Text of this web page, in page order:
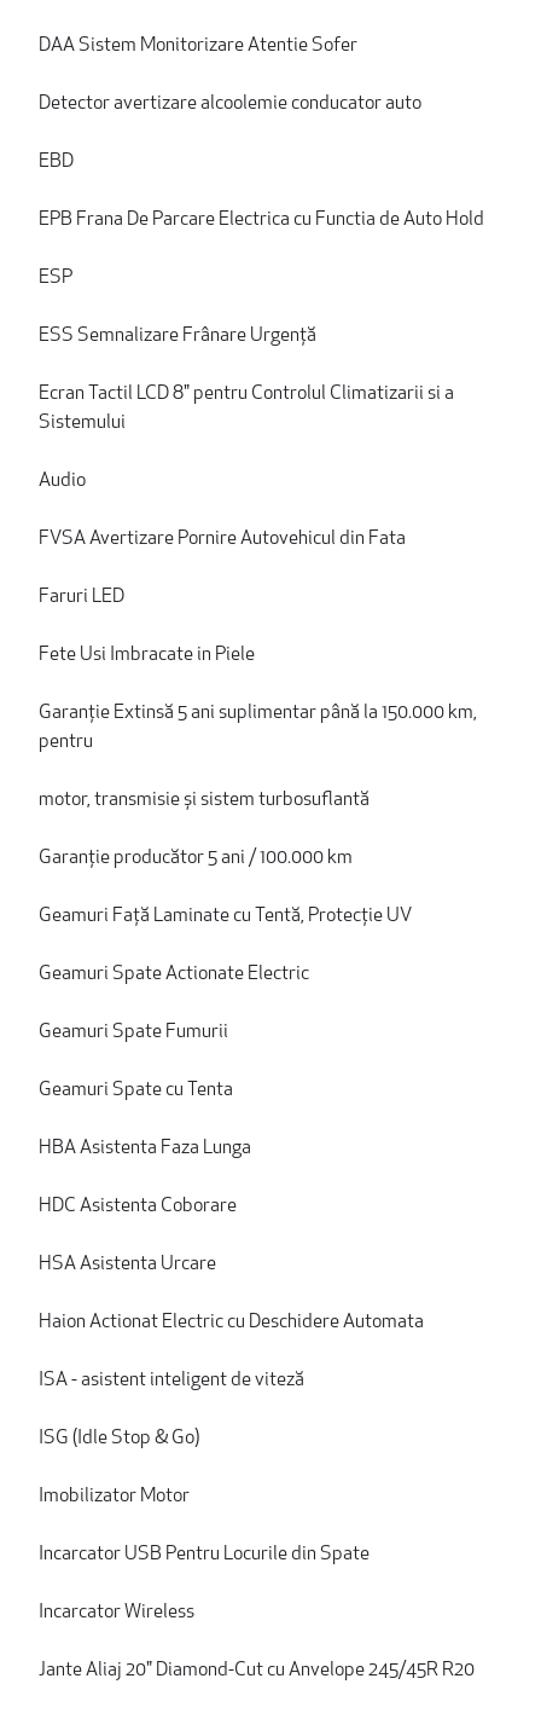
DAA Sistem Monitorizare Atentie Sofer
Detector avertizare alcoolemie conducator auto
EBD
EPB Frana De Parcare Electrica cu Functia de Auto Hold
ESP
ESS Semnalizare Frânare Urgență
Ecran Tactil LCD 8" pentru Controlul Climatizarii si a
Sistemului
Audio
FVSA Avertizare Pornire Autovehicul din Fata
Faruri LED
Fete Usi Imbracate in Piele
Garanție Extinsă 5 ani suplimentar până la 150.000 km,
pentru
motor, transmisie și sistem turbosuflantă
Garanție producător 5 ani / 100.000 km
Geamuri Față Laminate cu Tentă, Protecție UV
Geamuri Spate Actionate Electric
Geamuri Spate Fumurii
Geamuri Spate cu Tenta
HBA Asistenta Faza Lunga
HDC Asistenta Coborare
HSA Asistenta Urcare
Haion Actionat Electric cu Deschidere Automata
ISA - asistent inteligent de viteză
ISG (Idle Stop & Go)
Imobilizator Motor
Incarcator USB Pentru Locurile din Spate
Incarcator Wireless
Jante Aliaj 20" Diamond-Cut cu Anvelope 245/45R R20